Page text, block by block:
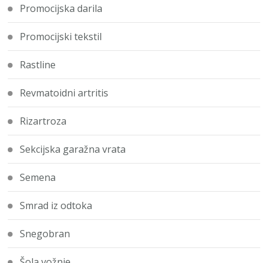
Promocijska darila
Promocijski tekstil
Rastline
Revmatoidni artritis
Rizartroza
Sekcijska garažna vrata
Semena
Smrad iz odtoka
Snegobran